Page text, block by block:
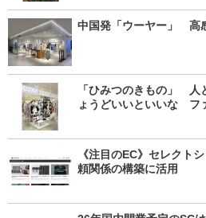
中国発「ウーヤー」 高
「ひみつのきもの」 人
ょうどいいといいな フ
《注目のEC》セレクト
頼関係の構築に活用